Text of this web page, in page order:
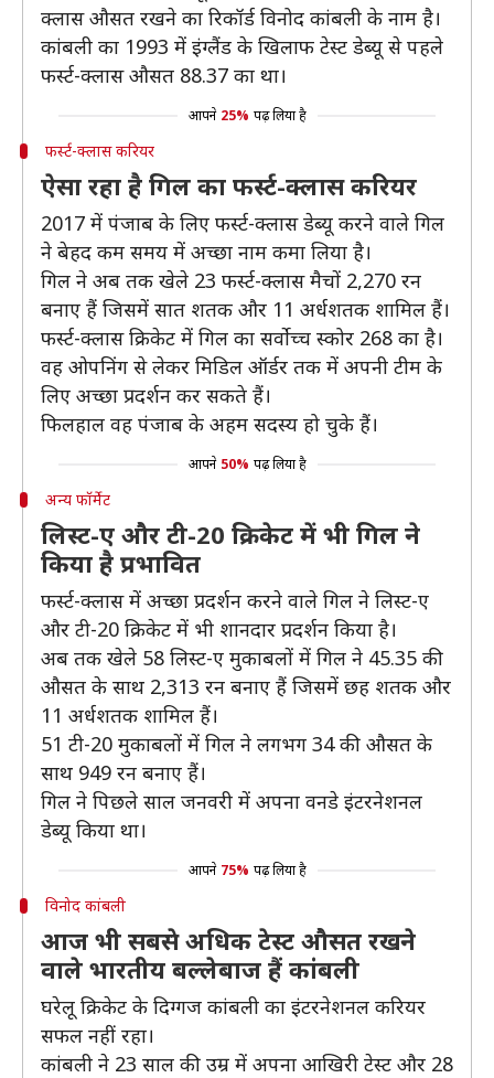
क्लास औसत रखने का रिकॉर्ड विनोद कांबली के नाम है।
कांबली का 1993 में इंग्लैंड के खिलाफ टेस्ट डेब्यू से पहले
फर्स्ट-क्लास औसत 88.37 का था।
आपने 25% पढ़ लिया है
फर्स्ट-क्लास करियर
ऐसा रहा है गिल का फर्स्ट-क्लास करियर
2017 में पंजाब के लिए फर्स्ट-क्लास डेब्यू करने वाले गिल
ने बेहद कम समय में अच्छा नाम कमा लिया है।
गिल ने अब तक खेले 23 फर्स्ट-क्लास मैचों 2,270 रन
बनाए हैं जिसमें सात शतक और 11 अर्धशतक शामिल हैं।
फर्स्ट-क्लास क्रिकेट में गिल का सर्वोच्च स्कोर 268 का है।
वह ओपनिंग से लेकर मिडिल ऑर्डर तक में अपनी टीम के
लिए अच्छा प्रदर्शन कर सकते हैं।
फिलहाल वह पंजाब के अहम सदस्य हो चुके हैं।
आपने 50% पढ़ लिया है
अन्य फॉर्मेट
लिस्ट-ए और टी-20 क्रिकेट में भी गिल ने
किया है प्रभावित
फर्स्ट-क्लास में अच्छा प्रदर्शन करने वाले गिल ने लिस्ट-ए
और टी-20 क्रिकेट में भी शानदार प्रदर्शन किया है।
अब तक खेले 58 लिस्ट-ए मुकाबलों में गिल ने 45.35 की
औसत के साथ 2,313 रन बनाए हैं जिसमें छह शतक और
11 अर्धशतक शामिल हैं।
51 टी-20 मुकाबलों में गिल ने लगभग 34 की औसत के
साथ 949 रन बनाए हैं।
गिल ने पिछले साल जनवरी में अपना वनडे इंटरनेशनल
डेब्यू किया था।
आपने 75% पढ़ लिया है
विनोद कांबली
आज भी सबसे अधिक टेस्ट औसत रखने
वाले भारतीय बल्लेबाज हैं कांबली
घरेलू क्रिकेट के दिग्गज कांबली का इंटरनेशनल करियर
सफल नहीं रहा।
कांबली ने 23 साल की उम्र में अपना आखिरी टेस्ट और 28